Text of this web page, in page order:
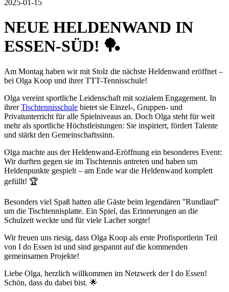
2025-01-15
NEUE HELDENWAND IN
ESSEN-SÜD! 🏓
Am Montag haben wir mit Stolz die nächste Heldenwand eröffnet –
bei Olga Koop und ihrer TTT-Tennisschule!
Olga vereint sportliche Leidenschaft mit sozialem Engagement. In
ihrerTischtennisschule bietet sie Einzel-, Gruppen- und
Privatunterricht für alle Spielniveaus an. Doch Olga steht für weit
mehr als sportliche Höchstleistungen: Sie inspiriert, fördert Talente
und stärkt den Gemeinschaftssinn.
Olga machte aus der Heldenwand-Eröffnung ein besonderes Event:
Wir durften gegen sie im Tischtennis antreten und haben um
Heldenpunkte gespielt – am Ende war die Heldenwand komplett
gefüllt! 🏆
Besonders viel Spaß hatten alle Gäste beim legendären ''Rundlauf''
um die Tischtennisplatte. Ein Spiel, das Erinnerungen an die
Schulzeit weckte und für viele Lacher sorgte!
Wir freuen uns riesig, dass Olga Koop als erste Profisportlerin Teil
von I do Essen ist und sind gespannt auf die kommenden
gemeinsamen Projekte!
Liebe Olga, herzlich willkommen im Netzwerk der I do Essen!
Schön, dass du dabei bist. 🌟